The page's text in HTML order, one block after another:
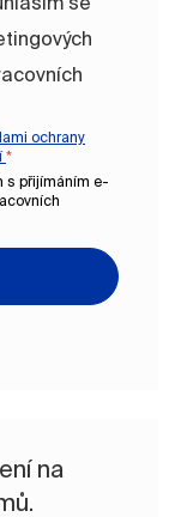
ochrany
*
s přijímáním e-
na